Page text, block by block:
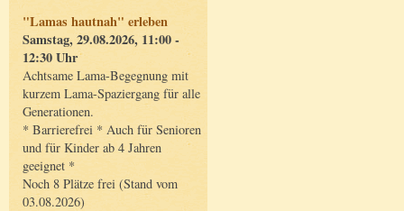
"Lamas hautnah" erleben
Samstag, 29.08.2026, 11:00 -
12:30 Uhr
Achtsame Lama-Begegnung mit
kurzem Lama-Spaziergang für alle
Generationen.
* Barrierefrei * Auch für Senioren
und für Kinder ab 4 Jahren
geeignet *
Noch 8 Plätze frei (Stand vom
03.08.2026)